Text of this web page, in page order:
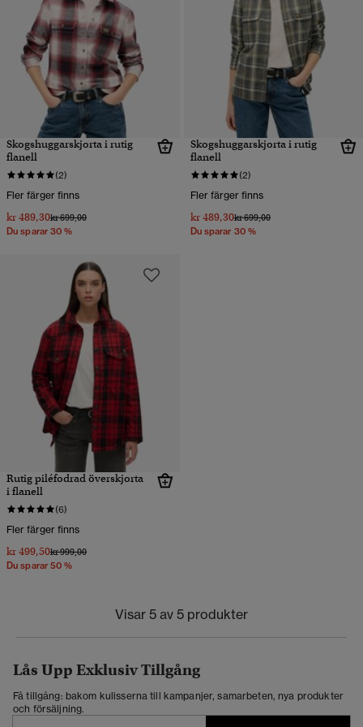
Skogshuggarskjorta i rutig
flanell
(2)
Fler färger finns
kr 489,30Pris reducerat från
kr 699,00till
Du sparar 30 %
Skogshuggarskjorta i rutig
flanell
(2)
Fler färger finns
kr 489,30Pris reducerat från
kr 699,00till
Du sparar 30 %
Rutig piléfodrad överskjorta
i flanell
(6)
Fler färger finns
kr 499,50Pris reducerat från
kr 999,00till
Du sparar 50 %
Visar 5 av 5 produkter
Lås Upp Exklusiv Tillgång
Få tillgång: bakom kulisserna till kampanjer, samarbeten, nya produkter
och försäljning.